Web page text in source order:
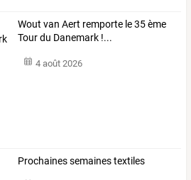
Wout van Aert remporte le 35 ème
Tour du Danemark !...
4 août 2026
Prochaines semaines textiles